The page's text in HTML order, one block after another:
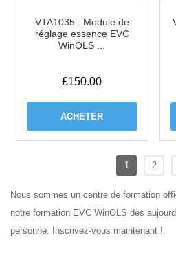
VTA1035 : Module de
réglage essence EVC
WinOLS ...
£150.00
ACHETER
1 2
Nous sommes un centre de formation
notre formation EVC WinOLS dès
personne Inscrivez-vous maintenant !